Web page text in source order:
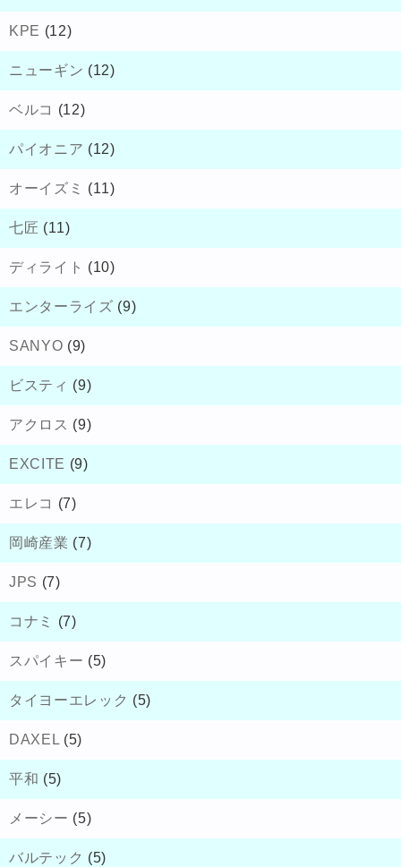
KPE (12)
ニューギン (12)
ベルコ (12)
パイオニア (12)
オーイズミ (11)
七匠 (11)
ディライト (10)
エンターライズ (9)
SANYO (9)
ビスティ (9)
アクロス (9)
EXCITE (9)
エレコ (7)
岡崎産業 (7)
JPS (7)
コナミ (7)
スパイキー (5)
タイヨーエレック (5)
DAXEL (5)
平和 (5)
メーシー (5)
バルテック (5)